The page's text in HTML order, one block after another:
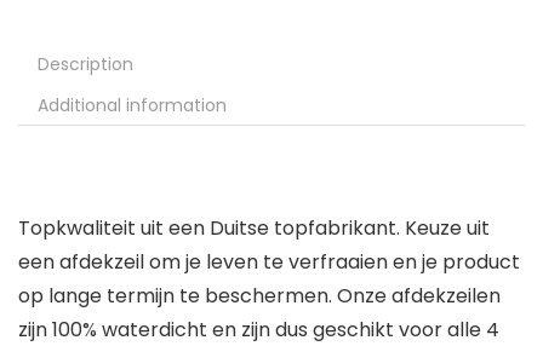
Description
Additional information
Topkwaliteit uit een Duitse topfabrikant. Keuze uit
een afdekzeil om je leven te verfraaien en je product
op lange termijn te beschermen. Onze afdekzeilen
zijn 100% waterdicht en zijn dus geschikt voor alle 4